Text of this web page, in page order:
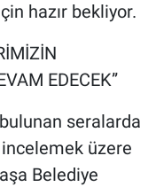
hazır bekliyor.
EDECEK”
seralarda
üzere
Belediye